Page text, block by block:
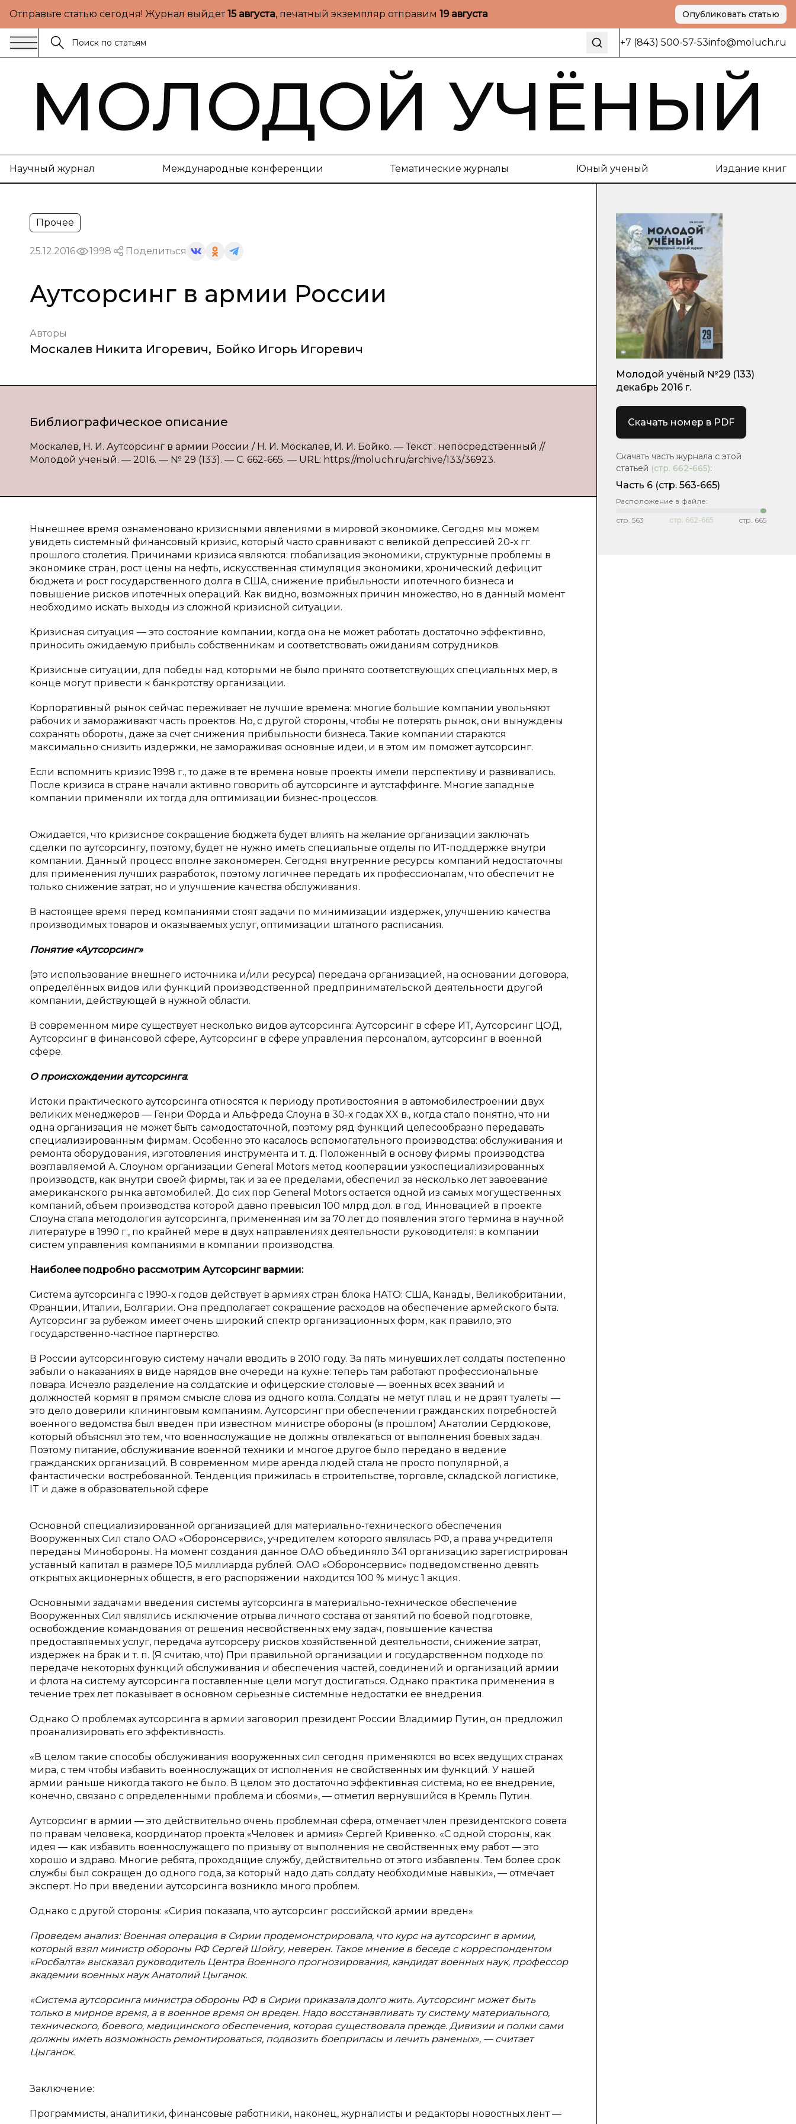
Отправьте статью сегодня! Журнал выйдет15 августа, печатный экземпляр отправим 19 августа Опубликовать статью
+7 (843) 500-57-53info@moluch.ru
МОЛОДОЙ УЧЁНЫЙ
Научный журнал Международные конференции Тематические журналы Юный ученый Издание книг
Прочее
25.12.2016 1998 Поделиться
Аутсорсинг в армии России
Авторы
Москалев Никита Игоревич, Бойко Игорь Игоревич
Библиографическое описание
Москалев, Н. И. Аутсорсинг в армии России / Н. И. Москалев, И. И. Бойко. — Текст : непосредственный //
Молодой ученый. — 2016. — № 29 (133). — С. 662-665. — URL: https://moluch.ru/archive/133/36923.
Нынешнее время ознаменовано кризисными явлениями в мировой экономике. Сегодня мы можем
увидеть системный финансовый кризис, который часто сравнивают с великой депрессией 20-х гг.
прошлого столетия. Причинами кризиса являются: глобализация экономики, структурные проблемы в
экономике стран, рост цены на нефть, искусственная стимуляция экономики, хронический дефицит
бюджета и рост государственного долга в США, снижение прибыльности ипотечного бизнеса и
повышение рисков ипотечных операций. Как видно, возможных причин множество, но в данный момент
необходимо искать выходы из сложной кризисной ситуации.
Кризисная ситуация — это состояние компании, когда она не может работать достаточно эффективно,
приносить ожидаемую прибыль собственникам и соответствовать ожиданиям сотрудников.
Кризисные ситуации, для победы над которыми не было принято соответствующих специальных мер, в
конце могут привести к банкротству организации.
Корпоративный рынок сейчас переживает не лучшие времена: многие большие компании увольняют
рабочих и замораживают часть проектов. Но, с другой стороны, чтобы не потерять рынок, они вынуждены
сохранять обороты, даже за счет снижения прибыльности бизнеса. Такие компании стараются
максимально снизить издержки, не замораживая основные идеи, и в этом им поможет аутсорсинг.
Если вспомнить кризис 1998 г., то даже в те времена новые проекты имели перспективу и развивались.
После кризиса в стране начали активно говорить об аутсорсинге и аутстаффинге. Многие западные
компании применяли их тогда для оптимизации бизнес-процессов.
Ожидается, что кризисное сокращение бюджета будет влиять на желание организации заключать
сделки по аутсорсингу, поэтому, будет не нужно иметь специальные отделы по ИТ-поддержке внутри
компании. Данный процесс вполне закономерен. Сегодня внутренние ресурсы компаний недостаточны
для применения лучших разработок, поэтому логичнее передать их профессионалам, что обеспечит не
только снижение затрат, но и улучшение качества обслуживания.
В настоящее время перед компаниями стоят задачи по минимизации издержек, улучшению качества
производимых товаров и оказываемых услуг, оптимизации штатного расписания.
Понятие «Аутсорсинг»
(это использование внешнего источника и/или ресурса) передача организацией, на основании договора,
определённых видов или функций производственной предпринимательской деятельности другой
компании, действующей в нужной области.
В современном мире существует несколько видов аутсорсинга: Аутсорсинг в сфере ИТ, Аутсорсинг ЦОД,
Аутсорсинг в финансовой сфере, Аутсорсинг в сфере управления персоналом, аутсорсинг в военной
сфере.
О происхождении аутсорсинга:
Истоки практического аутсорсинга относятся к периоду противостояния в автомобилестроении двух
великих менеджеров — Генри Форда и Альфреда Слоуна в 30-х годах XX в., когда стало понятно, что ни
одна организация не может быть самодостаточной, поэтому ряд функций целесообразно передавать
специализированным фирмам. Особенно это касалось вспомогательного производства: обслуживания и
ремонта оборудования, изготовления инструмента и т. д. Положенный в основу фирмы производства
возглавляемой А. Слоуном организации General Motors метод кооперации узкоспециализированных
производств, как внутри своей фирмы, так и за ее пределами, обеспечил за несколько лет завоевание
американского рынка автомобилей. До сих пор General Motors остается одной из самых могущественных
компаний, объем производства которой давно превысил 100 млрд дол. в год. Инновацией в проекте
Слоуна стала методология аутсорсинга, примененная им за 70 лет до появления этого термина в научной
литературе в 1990 г., по крайней мере в двух направлениях деятельности руководителя: в компании
систем управления компаниями в компании производства.
Наиболее подробно рассмотрим Аутсорсинг вармии:
Система аутсорсинга с 1990-х годов действует в армиях стран блока НАТО: США, Канады, Великобритании,
Франции, Италии, Болгарии. Она предполагает сокращение расходов на обеспечение армейского быта.
Аутсорсинг за рубежом имеет очень широкий спектр организационных форм, как правило, это
государственно-частное партнерство.
В России аутсорсинговую систему начали вводить в 2010 году. За пять минувших лет солдаты постепенно
забыли о наказаниях в виде нарядов вне очереди на кухне: теперь там работают профессиональные
повара. Исчезло разделение на солдатские и офицерские столовые — военных всех званий и
должностей кормят в прямом смысле слова из одного котла. Солдаты не метут плац и не драят туалеты —
это дело доверили клининговым компаниям. Аутсорсинг при обеспечении гражданских потребностей
военного ведомства был введен при известном министре обороны (в прошлом) Анатолии Сердюкове,
который объяснял это тем, что военнослужащие не должны отвлекаться от выполнения боевых задач.
Поэтому питание, обслуживание военной техники и многое другое было передано в ведение
гражданских организаций. В современном мире аренда людей стала не просто популярной, а
фантастически востребованной. Тенденция прижилась в строительстве, торговле, складской логистике,
IT и даже в образовательной сфере
Основной специализированной организацией для материально-технического обеспечения
Вооруженных Сил стало ОАО «Оборонсервис», учредителем которого являлась РФ, а права учредителя
переданы Минобороны. На момент создания данное ОАО объединяло 341 организацию зарегистрирован
уставный капитал в размере 10,5 миллиарда рублей. ОАО «Оборонсервис» подведомственно девять
открытых акционерных обществ, в его распоряжении находится 100 % минус 1 акция.
Основными задачами введения системы аутсорсинга в материально-техническое обеспечение
Вооруженных Сил являлись исключение отрыва личного состава от занятий по боевой подготовке,
освобождение командования от решения несвойственных ему задач, повышение качества
предоставляемых услуг, передача аутсорсеру рисков хозяйственной деятельности, снижение затрат,
издержек на брак и т. п. (Я считаю, что) При правильной организации и государственном подходе по
передаче некоторых функций обслуживания и обеспечения частей, соединений и организаций армии
и флота на систему аутсорсинга поставленные цели могут достигаться. Однако практика применения в
течение трех лет показывает в основном серьезные системные недостатки ее внедрения.
Однако О проблемах аутсорсинга в армии заговорил президент России Владимир Путин, он предложил
проанализировать его эффективность.
«В целом такие способы обслуживания вооруженных сил сегодня применяются во всех ведущих странах
мира, с тем чтобы избавить военнослужащих от исполнения не свойственных им функций. У нашей
армии раньше никогда такого не было. В целом это достаточно эффективная система, но ее внедрение,
конечно, связано с определенными проблема и сбоями», — отметил вернувшийся в Кремль Путин.
Аутсорсинг в армии — это действительно очень проблемная сфера, отмечает член президентского совета
по правам человека, координатор проекта «Человек и армия» Сергей Кривенко. «С одной стороны, как
идея — как избавить военнослужащего по призыву от выполнения не свойственных ему работ — это
хорошо и здраво. Многие ребята, проходящие службу, действительно от этого избавлены. Тем более срок
службы был сокращен до одного года, за который надо дать солдату необходимые навыки», — отмечает
эксперт. Но при введении аутсорсинга возникло много проблем.
Однако с другой стороны: «Сирия показала, что аутсорсинг российской армии вреден»
Проведем анализ: Военная операция в Сирии продемонстрировала, что курс на аутсорсинг в армии,
который взял министр обороны РФ Сергей Шойгу, неверен. Такое мнение в беседе с корреспондентом
«Росбалта» высказал руководитель Центра Военного прогнозирования, кандидат военных наук, профессор
академии военных наук Анатолий Цыганок.
«Система аутсорсинга министра обороны РФ в Сирии приказала долго жить. Аутсорсинг может быть
только в мирное время, а в военное время он вреден. Надо восстанавливать ту систему материального,
технического, боевого, медицинского обеспечения, которая существовала прежде. Дивизии и полки сами
должны иметь возможность ремонтироваться, подвозить боеприпасы и лечить раненых», — считает
Цыганок.
Заключение:
Программисты, аналитики, финансовые работники, наконец, журналисты и редакторы новостных лент —
Молодой учёный №29 (133)
декабрь 2016 г.
Скачать номер в PDF
Скачать часть журнала с этой
статьей (стр. 662-665):
Часть 6 (cтр. 563-665)
Расположение в файле:
стр. 563 стр. 662-665 стр. 665